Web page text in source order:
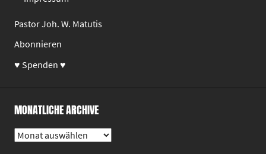
Pastor Joh. W. Matutis
Abonnieren
♥ Spenden ♥
MONATLICHE ARCHIVE
Monatliche